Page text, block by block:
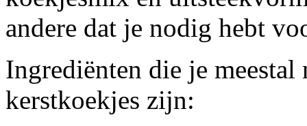
andere dat je nodig hebt
Ingrediënten die je
kerstkoekjes zijn: